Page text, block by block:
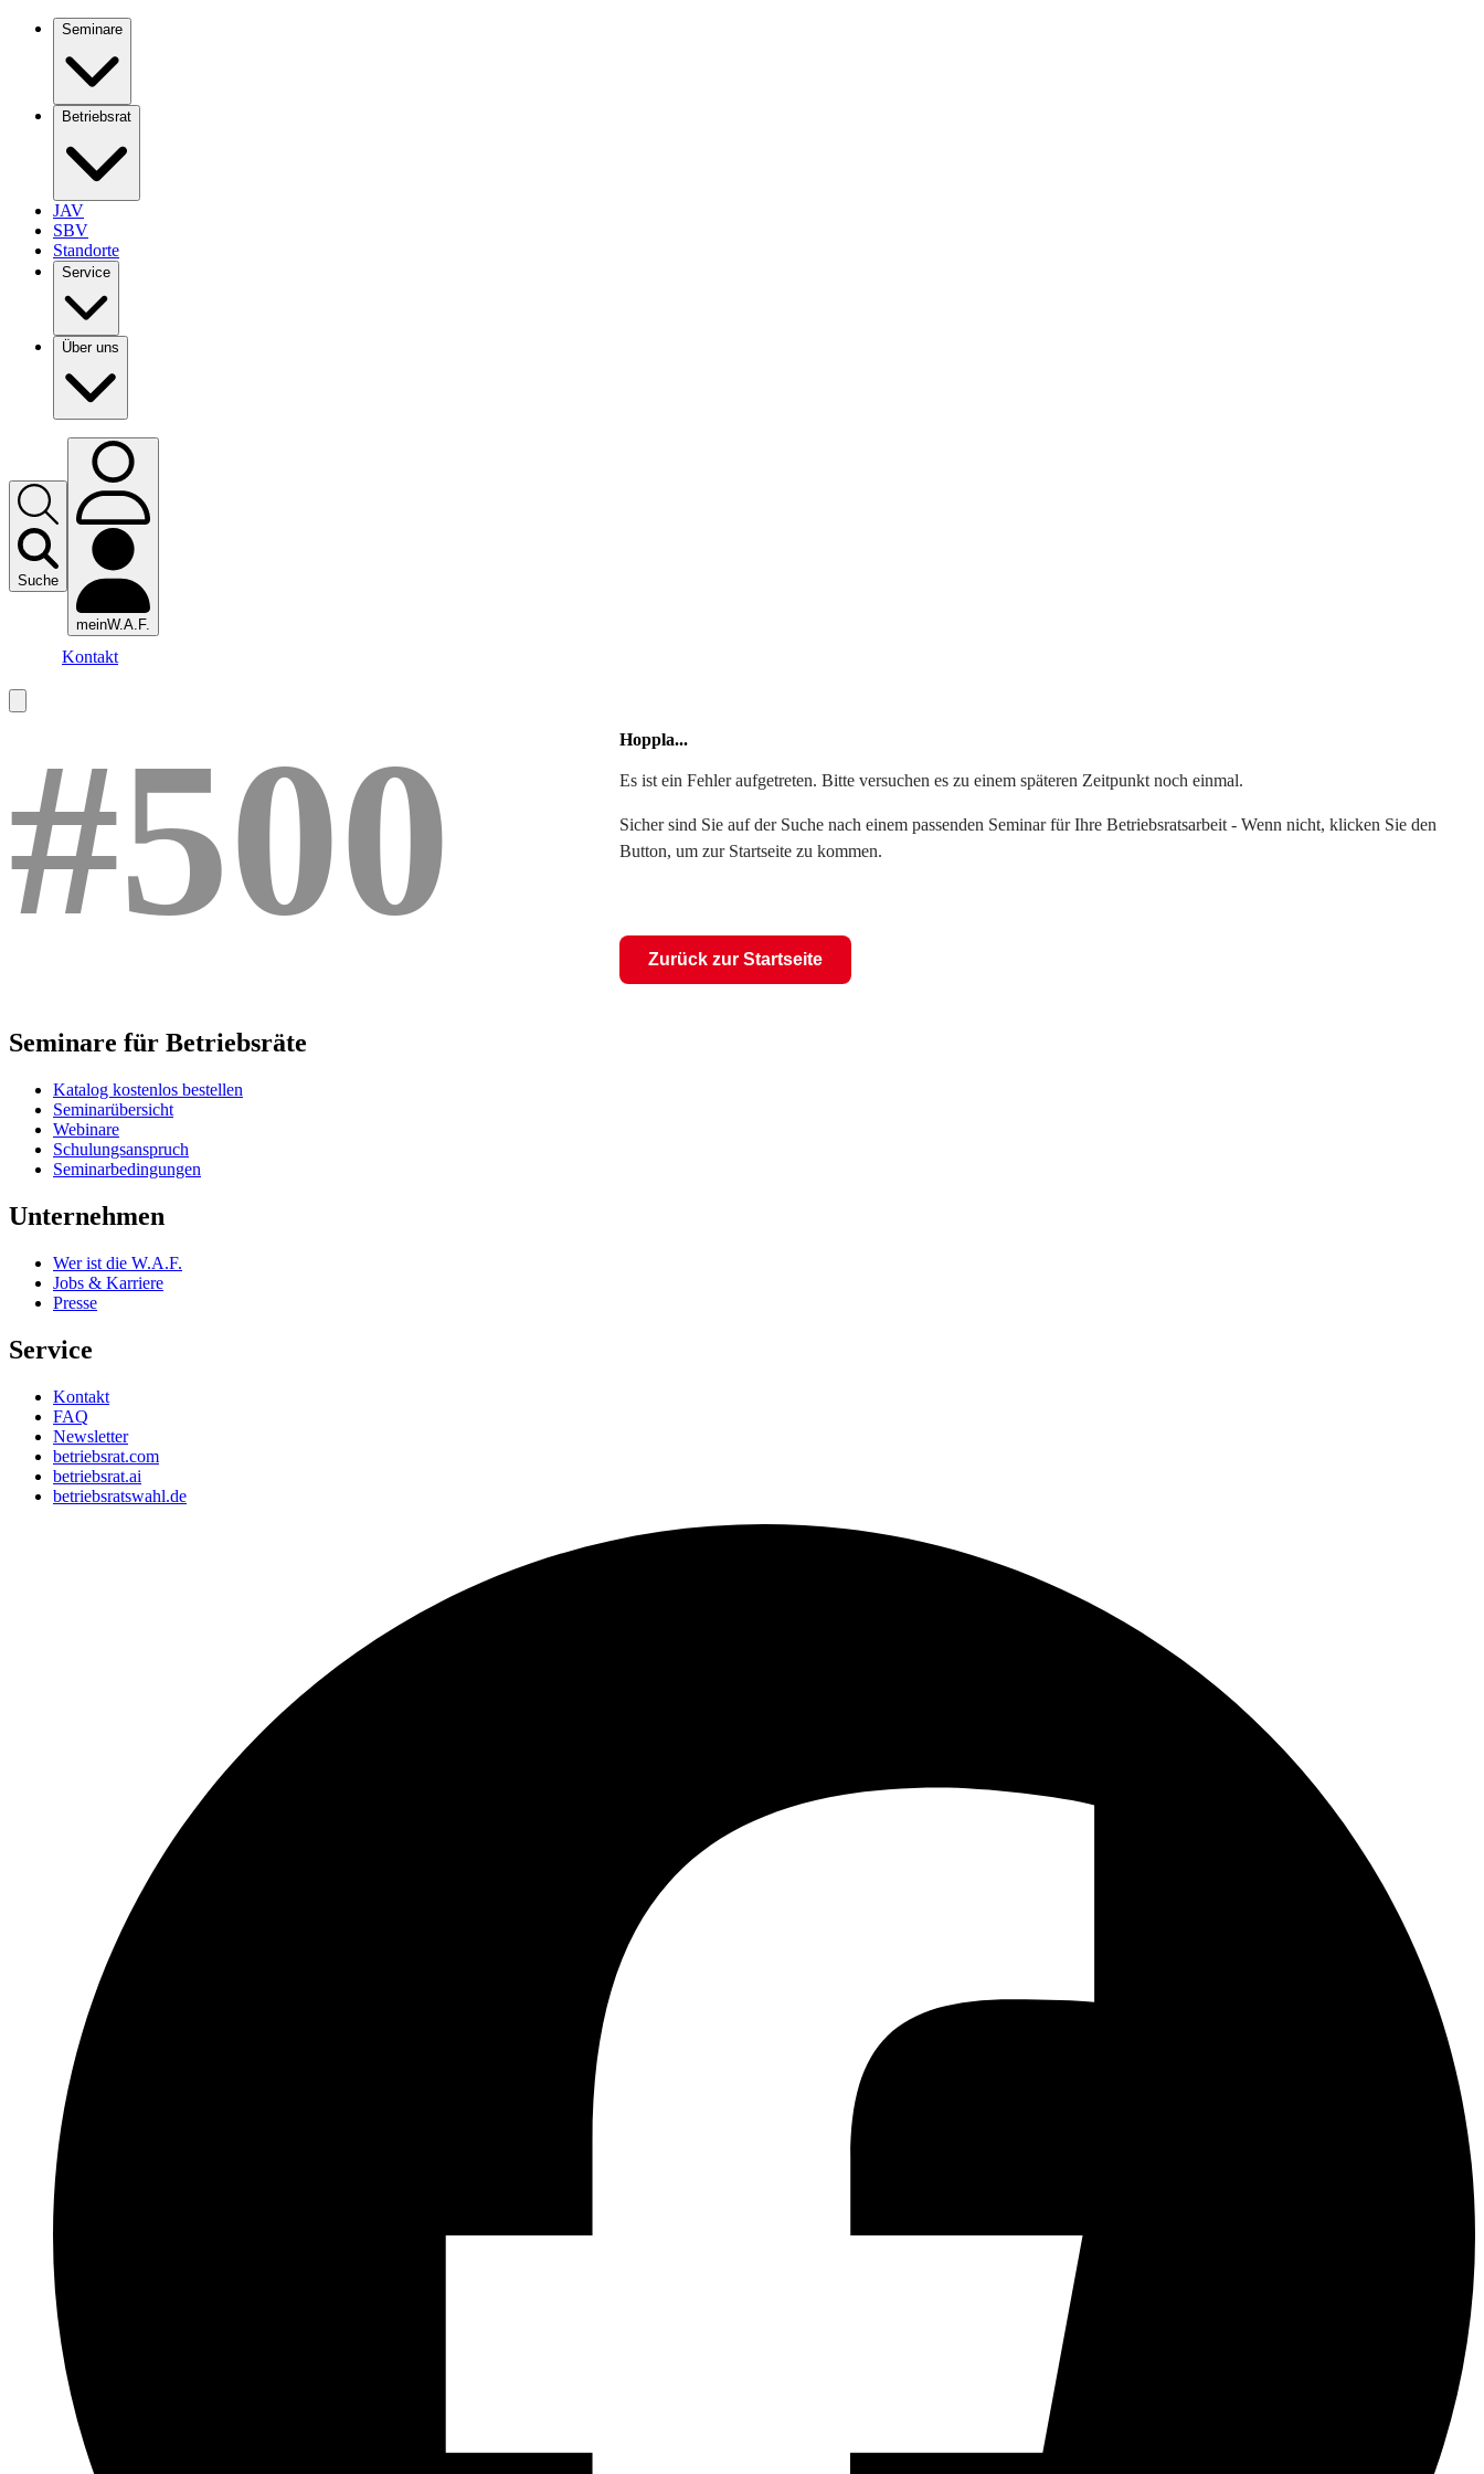
Seminare
Betriebsrat
JAV
SBV
Standorte
Service
Über uns
Suche
meinW.A.F.
Kontakt
#500 Hoppla...
Es ist ein Fehler aufgetreten. Bitte versuchen es zu einem späteren Zeitpunkt noch einmal.
Sicher sind Sie auf der Suche nach einem passenden Seminar für Ihre Betriebsratsarbeit - Wenn nicht, klicken Sie den
Button, um zur Startseite zu kommen.
Zurück zur Startseite
Seminare für Betriebsräte
Katalog kostenlos bestellen
Seminarübersicht
Webinare
Schulungsanspruch
Seminarbedingungen
Unternehmen
Wer ist die W.A.F.
Jobs & Karriere
Presse
Service
Kontakt
FAQ
Newsletter
betriebsrat.com
betriebsrat.ai
betriebsratswahl.de